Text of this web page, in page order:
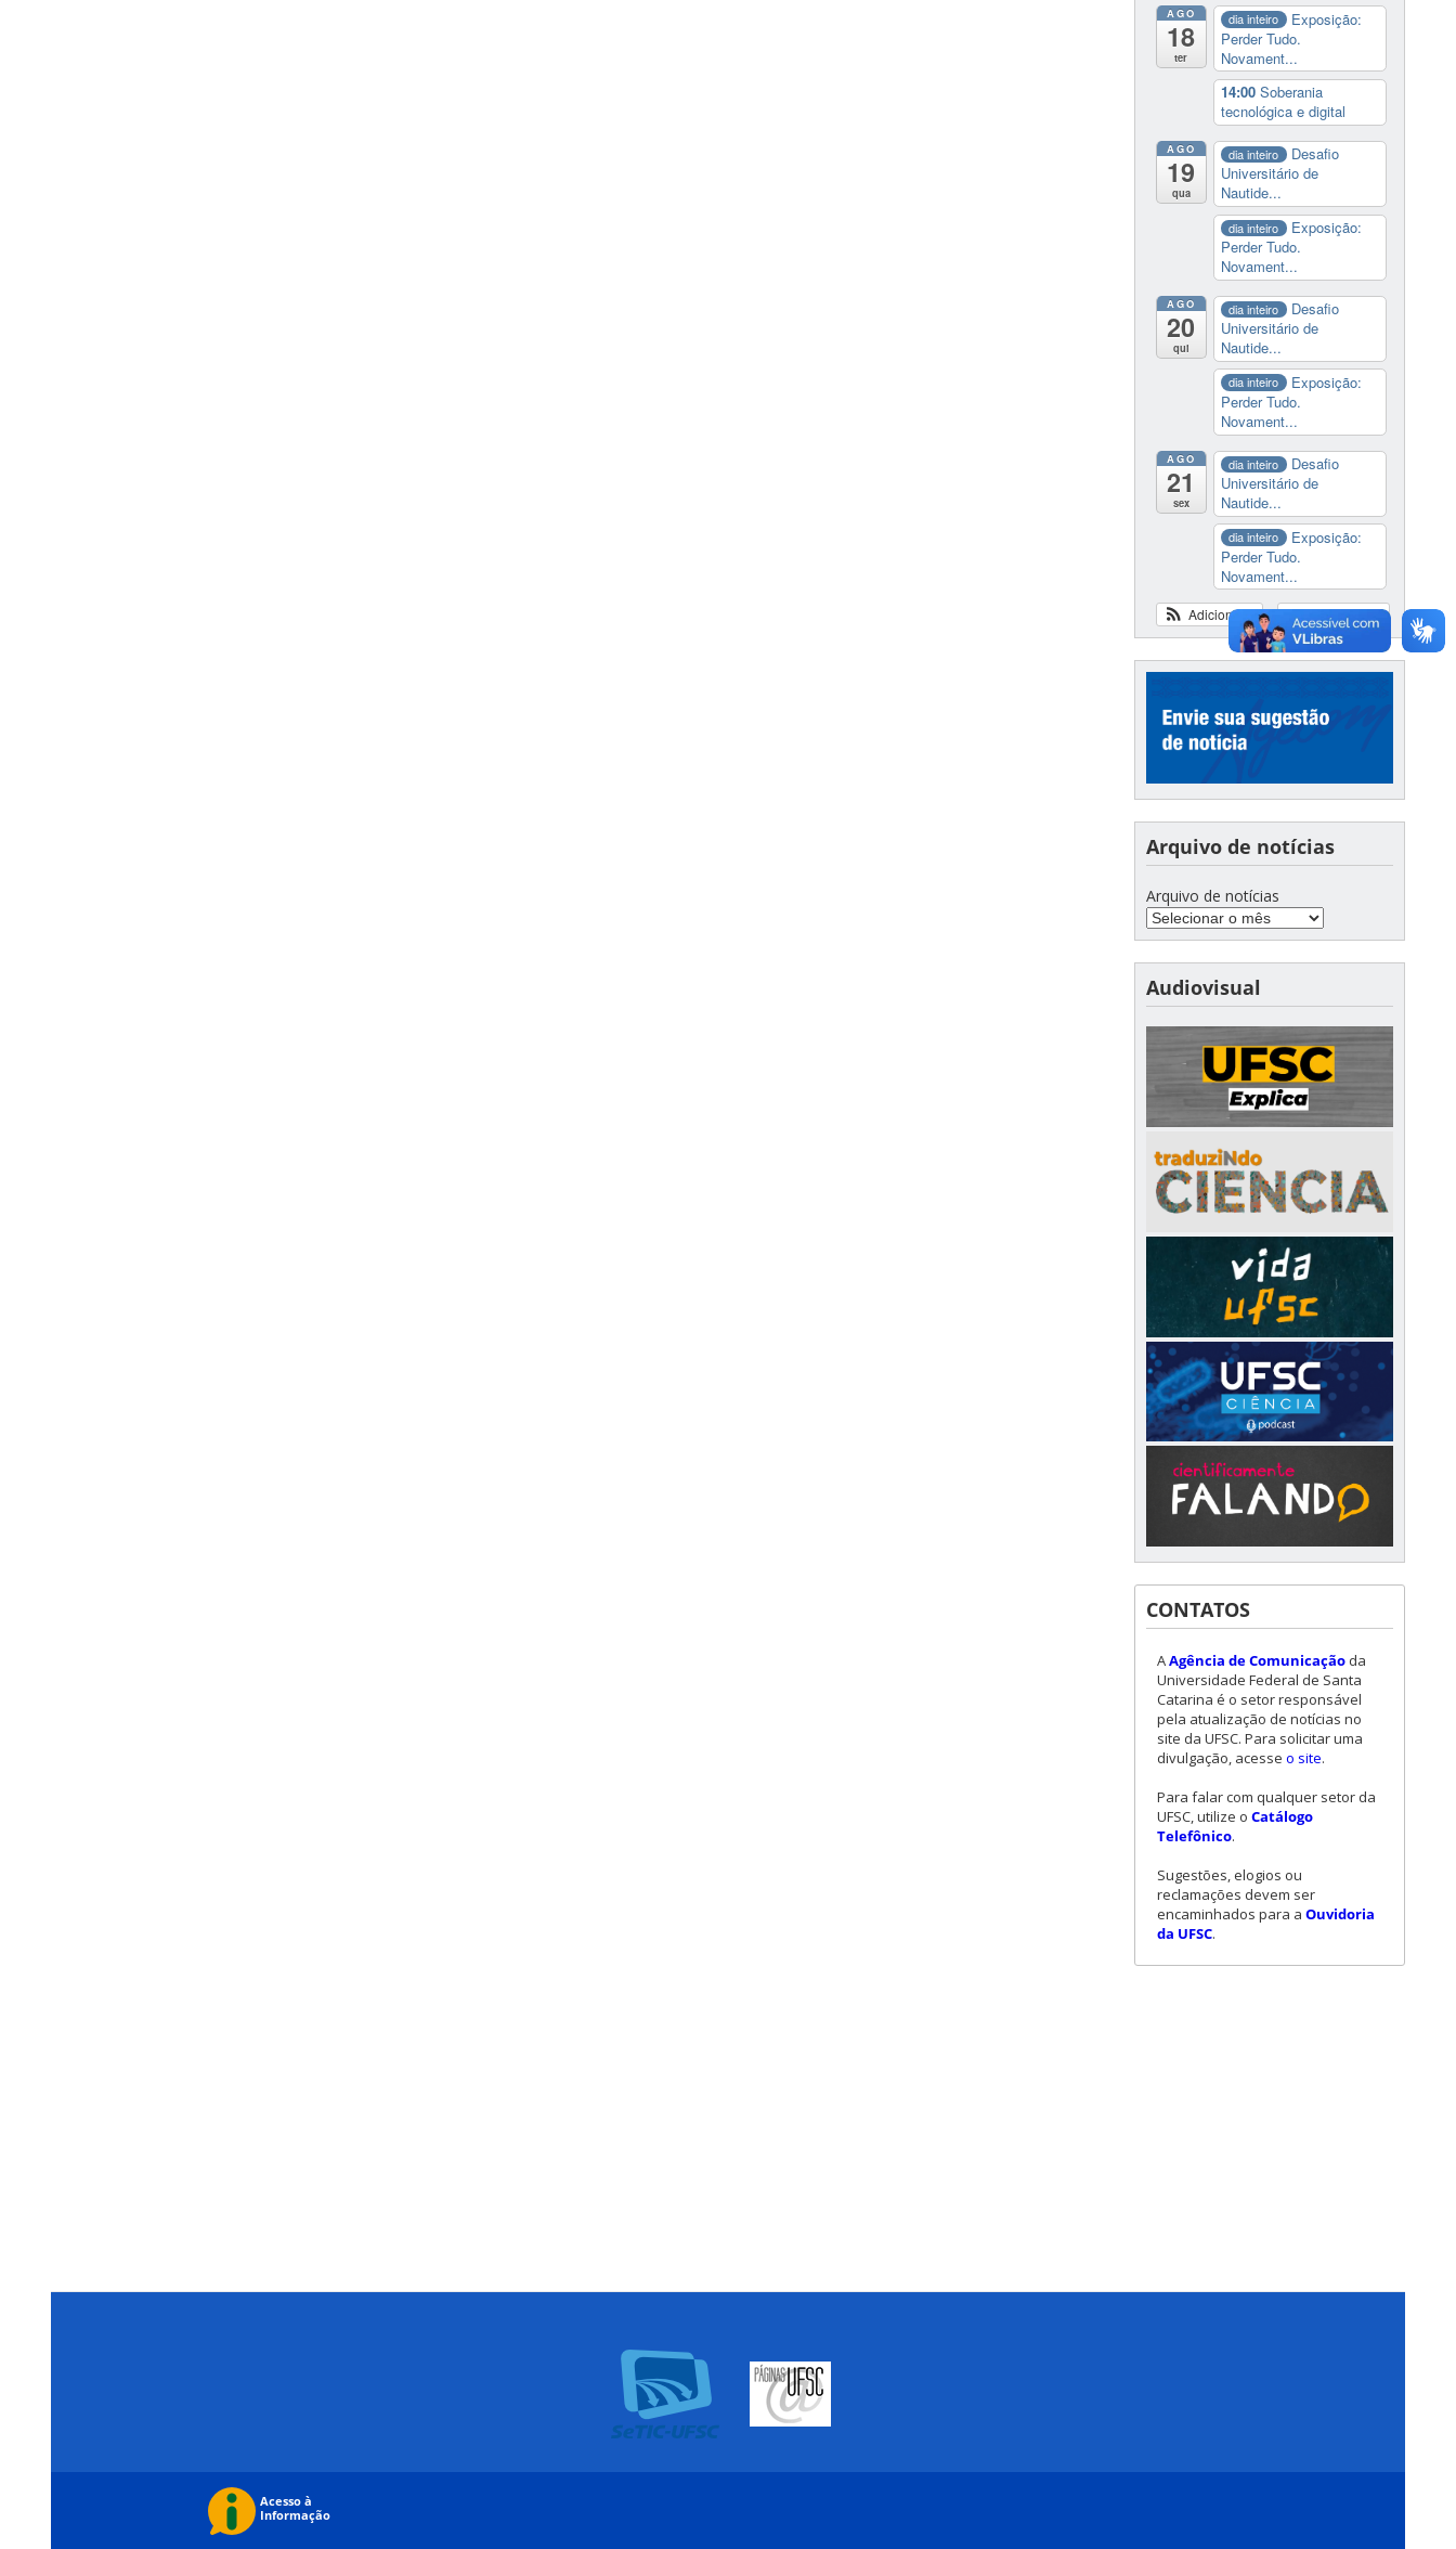
AGO
18
ter
dia inteiro
Exposição:
Perder Tudo.
Novament...
14:00 Soberania
tecnológica e digital
AGO
19
qua
dia inteiro
Desafio
Universitário de
Nautide...
dia inteiro
Exposição:
Perder Tudo.
Novament...
AGO
20
qui
dia inteiro
Desafio
Universitário de
Nautide...
dia inteiro
Exposição:
Perder Tudo.
Novament...
AGO
21
sex
dia inteiro
Desafio
Universitário de
Nautide...
dia inteiro
Exposição:
Perder Tudo.
Novament...
Ver calendário
Adicionar
Arquivo de notícias
Arquivo de notícias
Audiovisual
CONTATOS
AAgência de Comunicação da
Universidade Federal de Santa
Catarina é o setor responsável
pela atualização de notícias no
site da UFSC. Para solicitar uma
divulgação, acesse o site.
Para falar com qualquer setor da
UFSC, utilize o Catálogo
Telefônico.
Sugestões, elogios ou
reclamações devem ser
encaminhados para a Ouvidoria
da UFSC.